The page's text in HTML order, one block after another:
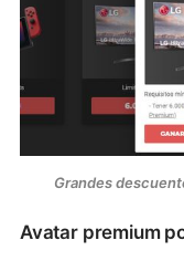
Grandes
Avatar premium